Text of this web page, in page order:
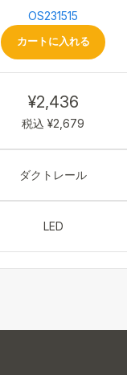
OS231515
カートに入れる
¥2,436
税込 ¥2,679
ダクトレール
LED